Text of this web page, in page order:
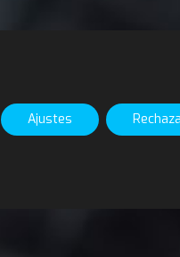
vendes?*
Ajustes